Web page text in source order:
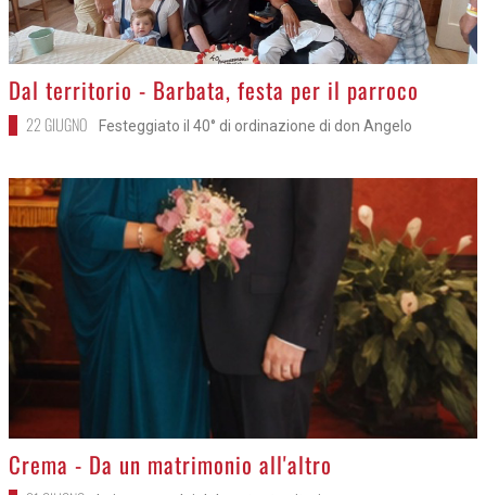
24 GIUGNO Iniziativa solidale di Piergiuseppe Mangiacotti
>Dal territorio - Barbata, festa per il parroco
22 GIUGNO Festeggiato il 40° di ordinazione di don Angelo